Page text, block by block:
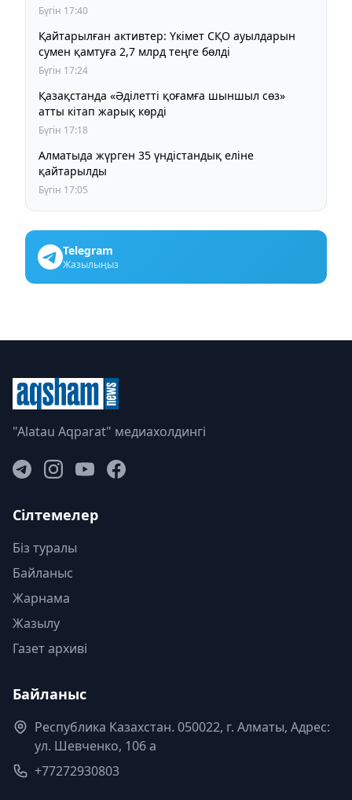
Бүгін 17:40
Қайтарылған активтер: Үкімет СҚО ауылдарын
сумен қамтуға 2,7 млрд теңге бөлді
Бүгін 17:24
Қазақстанда «Әділетті қоғамға шыншыл сөз»
атты кітап жарық көрді
Бүгін 17:18
Алматыда жүрген 35 үндістандық еліне
қайтарылды
Бүгін 17:05
Telegram
Жазылыңыз
"Alatau Aqparat" медиахолдингі
Сілтемелер
Біз туралы
Байланыс
Жарнама
Жазылу
Газет архиві
Байланыс
Республика Казахстан. 050022, г. Алматы, Адрес:
ул. Шевченко, 106 а
+77272930803